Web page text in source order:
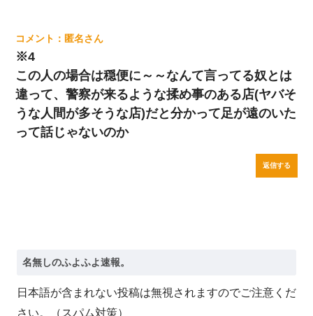
匿名
※4
この人の場合は穏便に～～なんて言ってる奴とは
違って、警察が来るような揉め事のある店(ヤバそ
うな人間が多そうな店)だと分かって足が遠のいた
って話じゃないのか
返信する
日本語が含まれない投稿は無視されますのでご注意くだ
さい。（スパム対策）